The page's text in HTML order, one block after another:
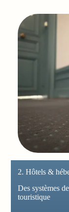
2. Hôtels &
Des systèmes
touristique